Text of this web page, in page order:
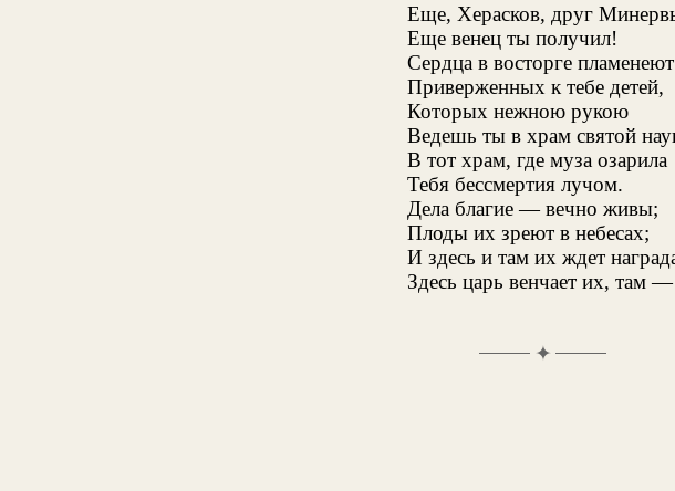
Еще, Херасков, друг
Еще венец ты получил!
Сердца в восторге пламенеют
Приверженных к тебе детей,
Которых нежною рукою
Ведешь ты в храм святой
В тот храм, где муза озарила
Тебя бессмертия лучом.
Дела благие — вечно живы;
Плоды их зреют в небесах;
И здесь и там их ждет
Здесь царь венчает их, там
✦